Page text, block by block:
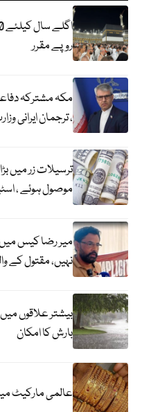
روپے مقرر
مکہ مشترکہ
، ترجمان ایرانی
موصول ہوئے ،
میر رضا کیس
نہیں، مقتول کے
بیشتر علاقوں
بارش کا امکان
عالمی مارکیٹ